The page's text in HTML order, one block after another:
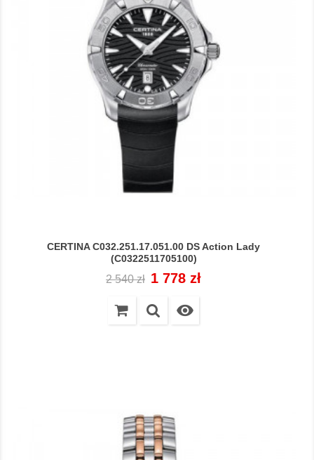
CERTINA C032.251.17.051.00 DS Action Lady
(C0322511705100)
Cena
2 540 zł Cena
1 778 zł
